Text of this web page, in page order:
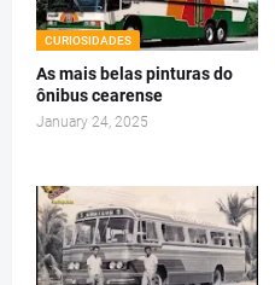
CURIOSIDADES
As mais belas pinturas do
ônibus cearense
January 24, 2025